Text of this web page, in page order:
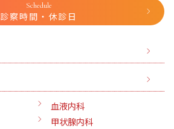
Schedule
診察時間・休診日
血液内科
甲状腺内科